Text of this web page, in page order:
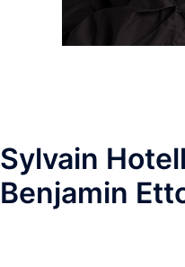
Sylvain
Benjamin